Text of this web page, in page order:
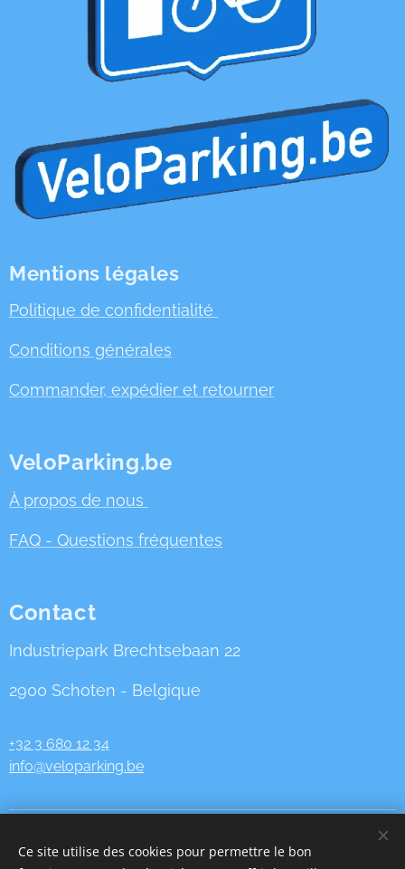
Mentions légales
Politique de confidentialité
Conditions générales
Commander, expédier et retourner
VeloParking.be
À propos de nous
FAQ - Questions fréquentes
Contact
Industriepark Brechtsebaan 22
2900 Schoten - Belgique
+32 3 680 12 34
info@veloparking.be
| TVA
BE 0833.625.027
Ce site utilise des cookies pour permettre le bon